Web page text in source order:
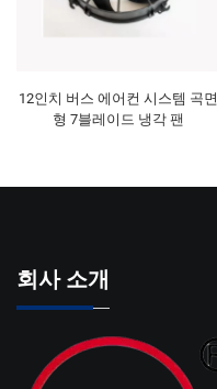
12인치 버스 에어컨 시스템 곡면
형 7블레이드 냉각 팬
회사 소개